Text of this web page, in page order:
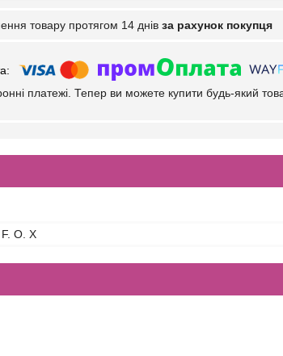
товару протягом 14 днів за рахунок покупця
платежі. Тепер ви можете купити будь-який
F. O. X